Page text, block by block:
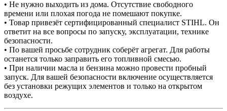
• Не нужно выходить из дома. Отсутствие свободного
времени или плохая погода не помешают покупке.
• Товар привезёт сертифицированный специалист STIHL. Он
ответит на все вопросы по запуску, эксплуатации, технике
безопасности.
• По вашей просьбе сотрудник соберёт агрегат. Для работы
останется только заправить его топливной смесью.
• При наличии масла и бензина можно провести пробный
запуск. Для вашей безопасности включение осуществляется
без установки режущих элементов и только на открытом
воздухе.